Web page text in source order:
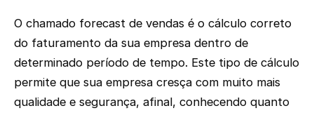
O chamado forecast de vendas é o cálculo correto
do faturamento da sua empresa dentro de
determinado período de tempo. Este tipo de cálculo
permite que sua empresa cresça com muito mais
qualidade e segurança, afinal, conhecendo quanto